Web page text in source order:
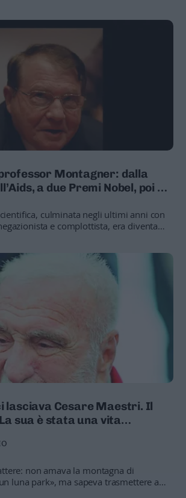
Montagner: dalla
a due Premi Nobel, poi la
culminata negli ultimi anni con
e complottista, era diventato
lasciava Cesare Maestri. Il
sua è stata una vita
non amava la montagna di
luna park», ma sapeva trasmettere a